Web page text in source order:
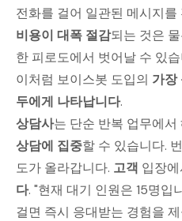
전화를 걸어 일관된 메시지를
비용이 대폭 절감되는 것은
한 피로도에서 벗어날 수 있
이처럼 보이스봇 도입의 가장
두에게 나타납니다.
상담사는 단순 반복 업무에서
상담에 집중할 수 있습니다.
도가 올라갑니다. 고객 입장
다. "현재 대기 인원은 15명입
걸면 즉시 응대받는 경험을